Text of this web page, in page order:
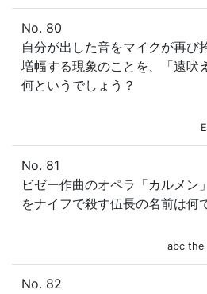
No. 80
自分が出した音をマイクが再び
増幅する現象のことを、「遠吠
何というでしょう？
No. 81
ビゼー作曲のオペラ「カルメン
をナイフで殺す伍長の名前は何
abc the
No. 82